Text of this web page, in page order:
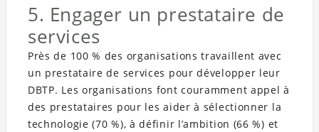
5. Engager un prestataire de
services
Près de 100 % des organisations travaillent avec
un prestataire de services pour développer leur
DBTP. Les organisations font couramment appel à
des prestataires pour les aider à sélectionner la
technologie (70 %), à définir l’ambition (66 %) et